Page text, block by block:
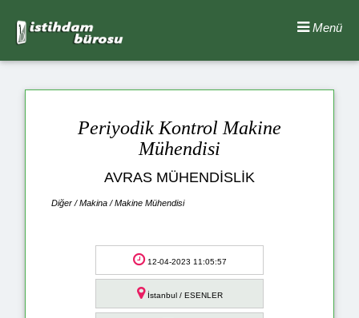
Menü
Periyodik Kontrol Makine
Mühendisi
AVRAS MÜHENDİSLİK
Diğer / Makina / Makine Mühendisi
12-04-2023 11:05:57
İstanbul / ESENLER